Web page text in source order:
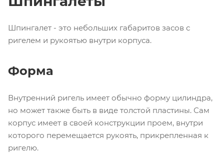
Шпингалет - это небольших габаритов засов с
ригелем и рукоятью внутри корпуса.
Форма
Внутренний ригель имеет обычно форму цилиндра,
но может также быть в виде толстой пластины. Сам
корпус имеет в своей конструкции проем, внутри
которого перемещается рукоять, прикрепленная к
ригелю.